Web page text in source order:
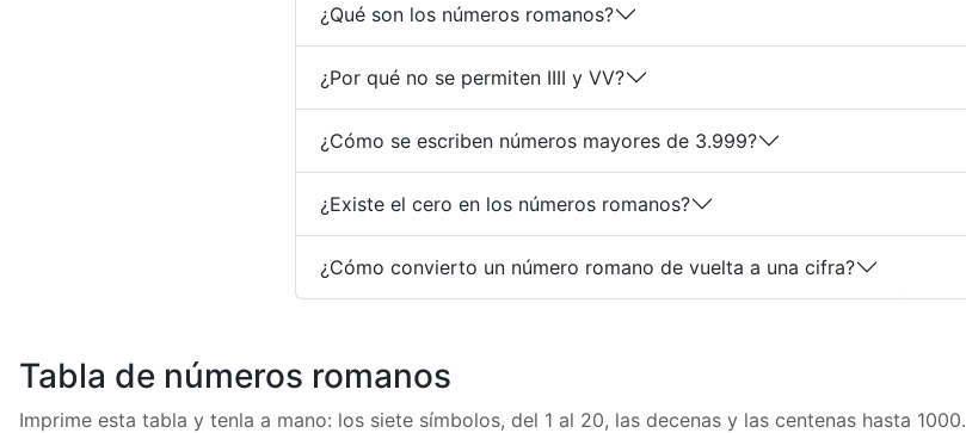
¿Qué son los números romanos?
¿Por qué no se permiten IIII y VV?
¿Cómo se escriben números mayores de 3.999?
¿Existe el cero en los números romanos?
¿Cómo convierto un número romano de vuelta a una cifra?
Tabla de números romanos
Imprime esta tabla y tenla a mano: los siete símbolos, del 1 al 20, las decenas y las centenas hasta 1000.